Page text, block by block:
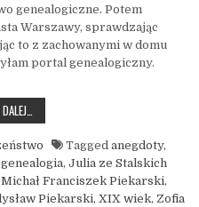
genealogiczne. Potem
Warszawy, sprawdzając
to z zachowanymi w domu
portal genealogiczny.
Tagged anegdoty,
genealogia, Julia ze Stalskich
Michał Franciszek Piekarski,
Piekarski, XIX wiek, Zofia